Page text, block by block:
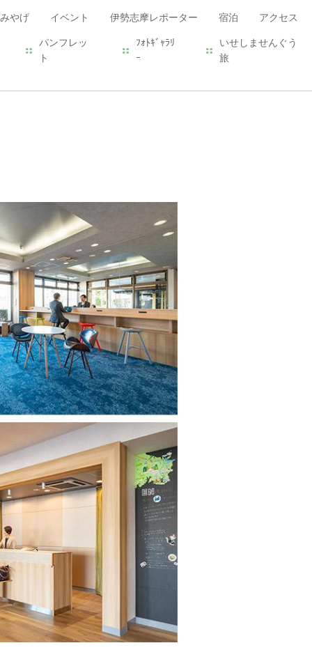
やげ イベント 伊勢志摩レポーター 宿泊 アクセス
パンフレッ
ト
ﾌｫﾄｷﾞｬﾗﾘ
ｰ
いせしませんぐう
旅